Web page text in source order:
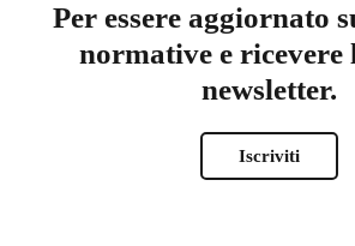
Per essere aggiornato
normative e ricevere
newsletter.
Iscriviti
Nome*